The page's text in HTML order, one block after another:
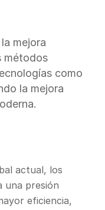
mejora
métodos
como
la mejora
actual, los
una presión
eficiencia,